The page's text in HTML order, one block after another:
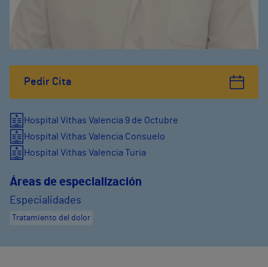
Pedir Cita
Hospital Vithas Valencia 9 de Octubre
Hospital Vithas Valencia Consuelo
Hospital Vithas Valencia Turia
Áreas de especialización
Especialidades
Tratamiento del dolor